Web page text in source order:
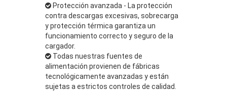
Protección avanzada - La protección
contra descargas excesivas, sobrecarga
y protección térmica garantiza un
funcionamiento correcto y seguro de la
cargador.
Todas nuestras fuentes de
alimentación provienen de fábricas
tecnológicamente avanzadas y están
sujetas a estrictos controles de calidad.